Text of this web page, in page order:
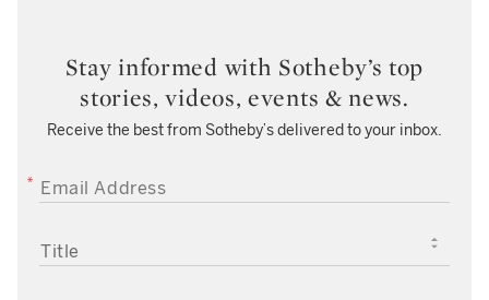
Stay informed with Sotheby’s top
stories, videos, events & news.
Receive the best from Sotheby’s delivered to your inbox.
EMAIL ADDRESS
TITLE